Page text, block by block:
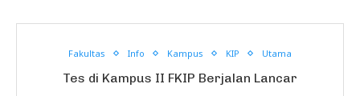
Fakultas Info Kampus KIP Utama
Tes di Kampus II FKIP Berjalan Lancar